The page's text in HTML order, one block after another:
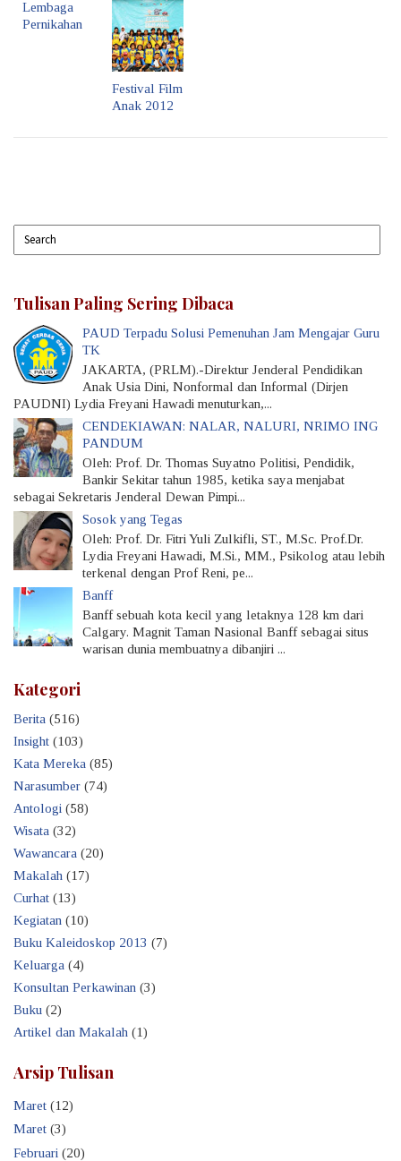
Lembaga
Pernikahan
Festival Film
Anak 2012
Tulisan Paling Sering Dibaca
PAUD Terpadu Solusi Pemenuhan Jam Mengajar Guru
TK
JAKARTA, (PRLM).-Direktur Jenderal Pendidikan
Anak Usia Dini, Nonformal dan Informal (Dirjen
PAUDNI) Lydia Freyani Hawadi menuturkan,...
CENDEKIAWAN: NALAR, NALURI, NRIMO ING
PANDUM
Oleh: Prof. Dr. Thomas Suyatno Politisi, Pendidik,
Bankir Sekitar tahun 1985, ketika saya menjabat
sebagai Sekretaris Jenderal Dewan Pimpi...
Sosok yang Tegas
Oleh: Prof. Dr. Fitri Yuli Zulkifli, ST., M.Sc. Prof.Dr.
Lydia Freyani Hawadi, M.Si., MM., Psikolog atau lebih
terkenal dengan Prof Reni, pe...
Banff
Banff sebuah kota kecil yang letaknya 128 km dari
Calgary. Magnit Taman Nasional Banff sebagai situs
warisan dunia membuatnya dibanjiri ...
Kategori
Berita (516)
Insight (103)
Kata Mereka (85)
Narasumber (74)
Antologi (58)
Wisata (32)
Wawancara (20)
Makalah (17)
Curhat (13)
Kegiatan (10)
Buku Kaleidoskop 2013 (7)
Keluarga (4)
Konsultan Perkawinan (3)
Buku (2)
Artikel dan Makalah (1)
Arsip Tulisan
Maret (12)
Maret (3)
Februari (20)